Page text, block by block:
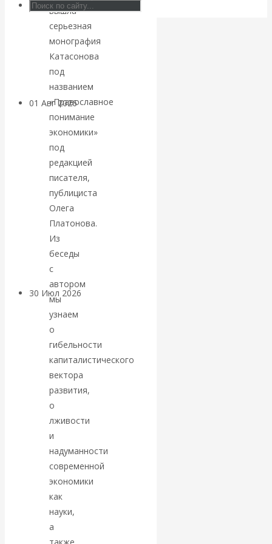
блокировки
банковских
счетов
01 Авг 2026Геополитика
ВАлентин
Катасонов.
Саммит НАТО в
Турции: Drang
nach Osten
30 Июл 2026
Валентин
Катасонов. Кто
определяет
погоду на
финансовых
рынках?
Минфины хотят
быть главнее
вышла
серьезная
монография
Катасонова
под
названием
«Православное
понимание
экономики»
под
редакцией
писателя,
публициста
Олега
Платонова.
Из
беседы
с
автором
мы
узнаем
о
гибельности
капиталистического
вектора
развития,
о
лживости
и
надуманности
современной
экономики
как
науки,
а